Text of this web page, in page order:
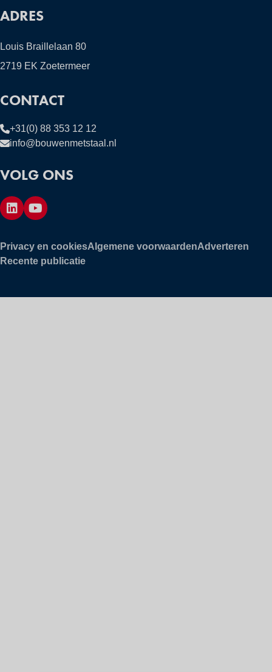
ADRES
Louis Braillelaan 80
2719 EK Zoetermeer
CONTACT
+31(0) 88 353 12 12
info@bouwenmetstaal.nl
VOLG ONS
Privacy en cookiesAlgemene voorwaardenAdverteren
Recente publicatie